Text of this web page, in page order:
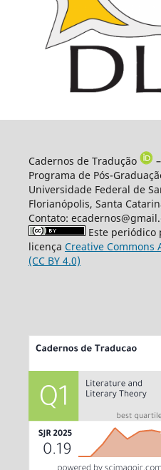
Cadernos de Tradução
Programa de Pós-
Universidade Federal de
Florianópolis, Santa
Contato:
Este periódico
licença Creative
(CC BY 4.0)